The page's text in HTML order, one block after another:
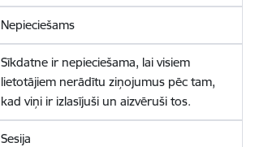
Nepieciešams
Sīkdatne ir nepieciešama, lai visiem
lietotājiem nerādītu ziņojumus pēc tam,
kad viņi ir izlasījuši un aizvēruši tos.
Sesija